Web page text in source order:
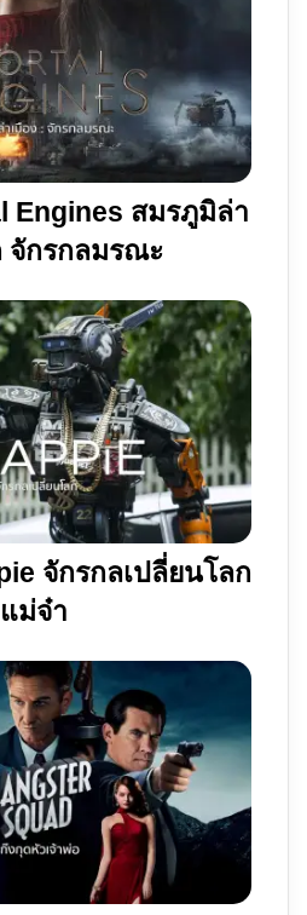
Engines สมรภูมิล่า
จักรกลมรณะ
จักรกลเปลี่ยนโลก
ม่จ๋า